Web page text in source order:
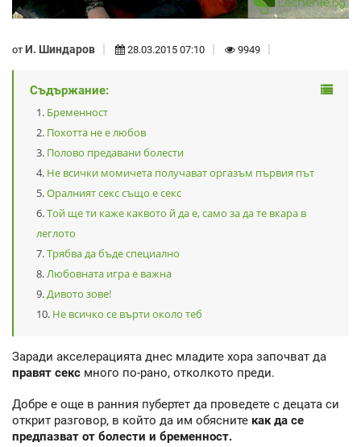
от И. Шиндаров 28.03.2015 07:10 9949
Съдържание:
Бременност
Похотта не е любов
Полово предавани болести
Не всички момичета получават оргазъм първия път
Оралният секс също е секс
Той ще ти каже каквото й да е, само за да те вкара в
леглото
Трябва да бъде специално
Любовната игра е важна
Дивото зове!
Не всичко се върти около теб
Заради акселерацията днес младите хора започват да
правят секс много по-рано, отколкото преди.
Добре е още в ранния пубертет да проведете с децата си
открит разговор, в който да им обясните как да се
предпазват от болести и бременност.